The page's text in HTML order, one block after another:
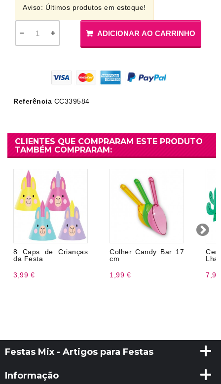
Aviso: Últimos produtos em estoque!
ADICIONAR AO CARRINHO
Referência CC339584
CLIENTES QUE COMPRARAM ESTE PRODUTO
TAMBÉM COMPRARAM:
8 Caps de Crianças
da Festa
3,99 €
Colher Candy Bar 17
cm
1,99 €
Festas Mix - Artigos para Festas
Informação